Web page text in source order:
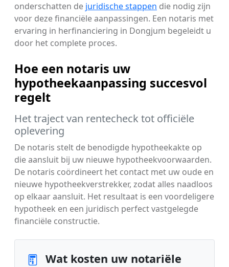
onderschatten de juridische stappen die nodig zijn
voor deze financiële aanpassingen. Een notaris met
ervaring in herfinanciering in Dongjum begeleidt u
door het complete proces.
Hoe een notaris uw
hypotheekaanpassing succesvol
regelt
Het traject van rentecheck tot officiële
oplevering
De notaris stelt de benodigde hypotheekakte op
die aansluit bij uw nieuwe hypotheekvoorwaarden.
De notaris coördineert het contact met uw oude en
nieuwe hypotheekverstrekker, zodat alles naadloos
op elkaar aansluit. Het resultaat is een voordeligere
hypotheek en een juridisch perfect vastgelegde
financiële constructie.
Wat kosten uw notariële